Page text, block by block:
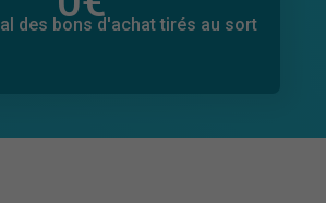
des bons d'achat tirés au sort
0€